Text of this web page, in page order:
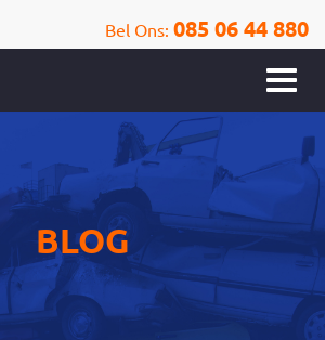
Bel Ons: 085 06 44 880
BLOG